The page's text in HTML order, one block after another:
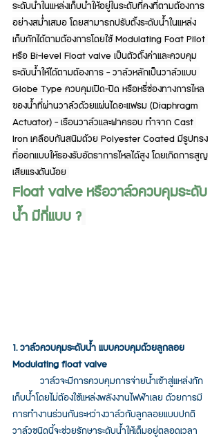
ระดับน้ำในแหล่งเก็บน้ำให้อยู่ในระดับที่คงที่ตามต้องการ
อย่างสม่ำเสมอ โดยสามารถปรับตั้งระดับน้ำในแหล่ง
เก็บกักได้ตามต้องการโดยใช้ Modulating Foat Pilot
หรือ Bi-level Float valve เป็นตัวตั้งค่าและควบคุม
ระดับน้ำให้ได้ตามต้องการ - วาล์วหลักเป็นวาล์วแบบ
Globe Type ควบคุมเปิด-ปิด หรือหรี่ช่องทางการไหล
ของน้ำที่ผ่านวาล์วด้วยแผ่นไดอะแฟรม (Diaphragm
Actuator) - เรือนวาล์วและฝาครอบ ทำจาก Cast
Iron เคลือบกันสนิมด้วย Polyester Coated มีรูปทรง
ที่ออกแบบให้รองรับอัตราการไหลได้สูง โดยเกิดการสูญ
เสียแรงดันน้อย
Float valve หรือวาล์วควบคุมระดับ
น้ำ มีกี่แบบ ?
1. วาล์วควบคุมระดับน้ำ แบบควบคุมด้วยลูกลอย
Modulating float valve
วาล์วจะมีการควบคุมการจ่ายน้ำเข้าสู่แหล่งกัก
เก็บน้ำโดยไม่ต้องใช้แหล่งพลังงานไฟฟ้าเลย ด้วยการมี
การทำงานร่วนกันระหว่างวาล์วกับลูกลอยแบบปกติ
วาล์วชนิดนี้จะช่วยรักษาระดับน้ำให้เต็มอยู่ตลอดเวลา